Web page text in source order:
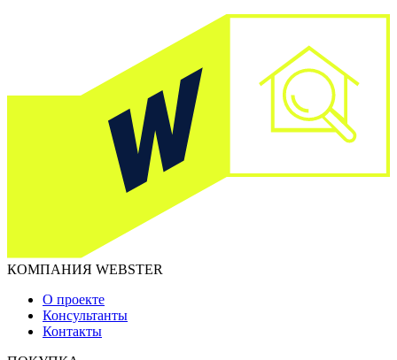
КОМПАНИЯ WEBSTER
О проекте
Консультанты
Контакты